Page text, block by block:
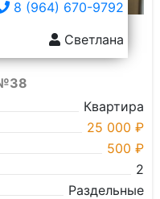
8 (964) 670-9792
Светлана
Квартира
25 000 ₽
500 ₽
2
Раздельные